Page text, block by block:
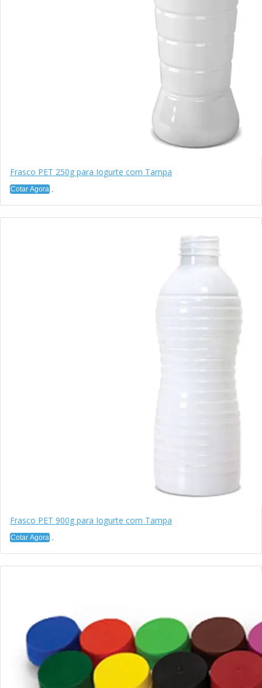
Frasco PET 250g para Iogurte com Tampa
Cotar Agora
Frasco PET 900g para Iogurte com Tampa
Cotar Agora